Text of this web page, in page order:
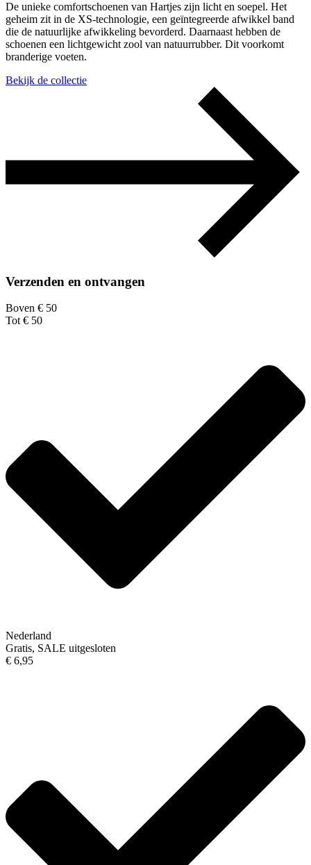
De unieke comfortschoenen van Hartjes zijn licht en soepel. Het
geheim zit in de XS-technologie, een geïntegreerde afwikkel band
die de natuurlijke afwikkeling bevorderd. Daarnaast hebben de
schoenen een lichtgewicht zool van natuurrubber. Dit voorkomt
branderige voeten.
Bekijk de collectie
Verzenden en ontvangen
Boven € 50
Tot € 50
Nederland
Gratis, SALE uitgesloten
€ 6,95